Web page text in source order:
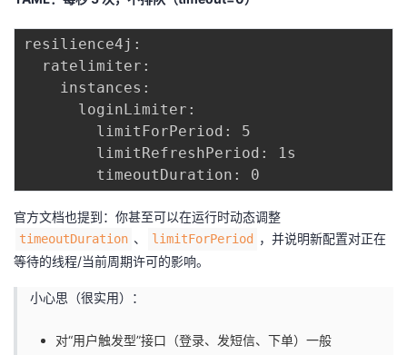
resilience4j:
  ratelimiter:
    instances:
      loginLimiter:
        limitForPeriod: 5
        limitRefreshPeriod: 1s
官方文档也提到：你甚至可以在运行时动态调整
timeoutDuration 、 limitForPeriod
，并说明新配置对正在
等待的线程/当前周期许可的影响。
小心思（很实用）：
对“用户触发型”接口（登录、发短信、下单）一般